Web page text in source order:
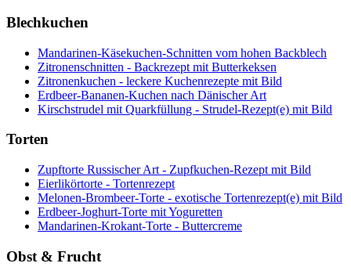
Blechkuchen
Mandarinen-Käsekuchen-Schnitten vom hohen Backblech
Zitronenschnitten - Backrezept mit Butterkeksen
Zitronenkuchen - leckere Kuchenrezepte mit Bild
Erdbeer-Bananen-Kuchen nach Dänischer Art
Kirschstrudel mit Quarkfüllung - Strudel-Rezept(e) mit Bild
Torten
Zupftorte Russischer Art - Zupfkuchen-Rezept mit Bild
Eierlikörtorte - Tortenrezept
Melonen-Brombeer-Torte - exotische Tortenrezept(e) mit Bild
Erdbeer-Joghurt-Torte mit Yoguretten
Mandarinen-Krokant-Torte - Buttercreme
Obst & Frucht